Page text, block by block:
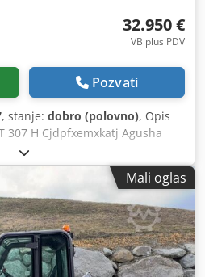
32.950 €
VB plus PDV
Pozvati
, stanje: dobro (polovno), Opis
307 H Cjdpfxemxkatj Agusha
8.832 sata Kapacitet
od 7 metara 63 KW
2,07 metara u visini širine samo
- incl. zemljana lopata -
Brzi par - 3 kruga do viljuškaste
- Joystik operacija -
- Originalna boja - Drumski
neto Takoрe jeftina
Mali oglas